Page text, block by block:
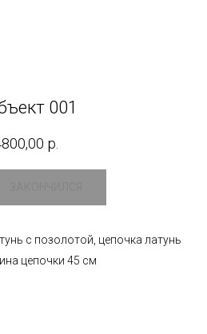
001
р.
с позолотой, цепочка латунь
цепочки 45 см